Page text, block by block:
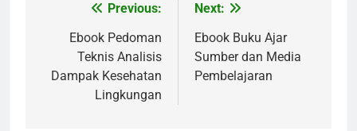
Navigasi
pos
Previous:
Ebook Pedoman
Teknis Analisis
Dampak Kesehatan
Lingkungan
Next:
Ebook Buku Ajar
Sumber dan Media
Pembelajaran